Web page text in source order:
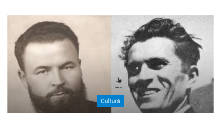
Cultură